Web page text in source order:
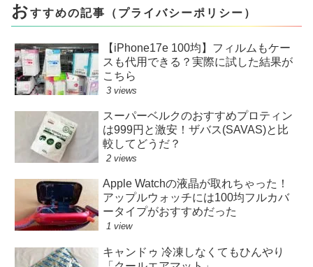
おすすめの記事（プライバシーポリシー）
【iPhone17e 100均】フィルムもケー
スも代用できる？実際に試した結果が
こちら
3 views
スーパーベルクのおすすめプロティン
は999円と激安！ザバス(SAVAS)と比
較してどうだ？
2 views
Apple Watchの液晶が取れちゃった！
アップルウォッチには100均フルカバ
ータイプがおすすめだった
1 view
キャンドゥ 冷凍しなくてもひんやり